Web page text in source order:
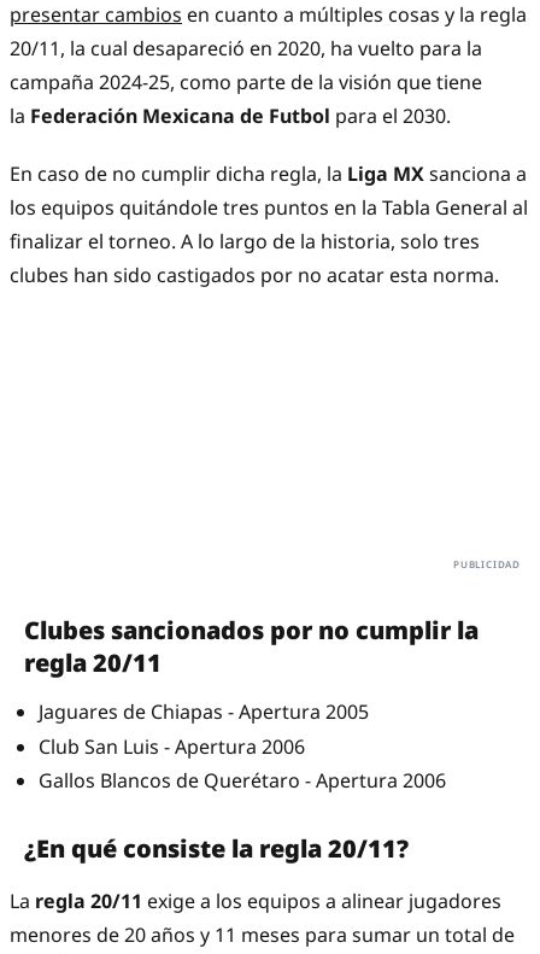
presentar cambios en cuanto a múltiples cosas y la regla
20/11, la cual desapareció en 2020, ha vuelto para la
campaña 2024-25, como parte de la visión que tiene
la Federación Mexicana de Futbol para el 2030.
En caso de no cumplir dicha regla, la Liga MXsanciona a
los equipos quitándole tres puntos en la Tabla General al
finalizar el torneo. A lo largo de la historia, solo tres
clubes han sido castigados por no acatar esta norma.
Clubes sancionados por no cumplir la
regla 20/11
Jaguares de Chiapas - Apertura 2005
Club San Luis - Apertura 2006
Gallos Blancos de Querétaro - Apertura 2006
¿En qué consiste la regla 20/11?
La regla 20/11 exige a los equipos a alinear jugadores
menores de 20 años y 11 meses para sumar un total de